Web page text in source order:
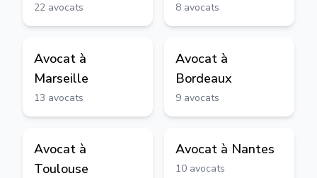
22 avocats 8 avocats
Avocat à
Marseille
13 avocats
Avocat à
Bordeaux
9 avocats
Avocat à
Toulouse
Avocat à Nantes
10 avocats